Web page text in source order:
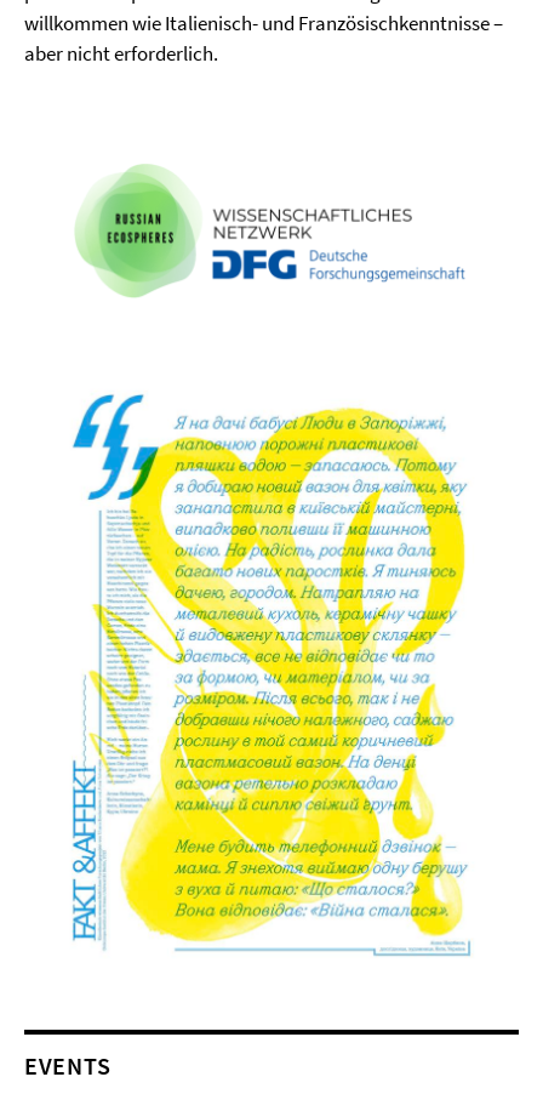
willkommen wie Italienisch- und Französischkenntnisse –
aber nicht erforderlich.
EVENTS